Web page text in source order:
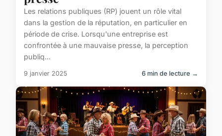
Les relations publiques (RP) jouent un rôle vital
dans la gestion de la réputation, en particulier en
période de crise. Lorsqu'une entreprise est
confrontée à une mauvaise presse, la perception
publiq...
9 janvier 2025 6 min de lecture →